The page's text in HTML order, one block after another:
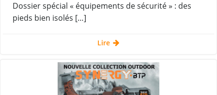
Dossier spécial « équipements de sécurité » : des
pieds bien isolés […]
Lire